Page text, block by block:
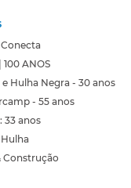
100 ANOS
Hulha Negra - 30 anos
- 55 anos
33 anos
Construção